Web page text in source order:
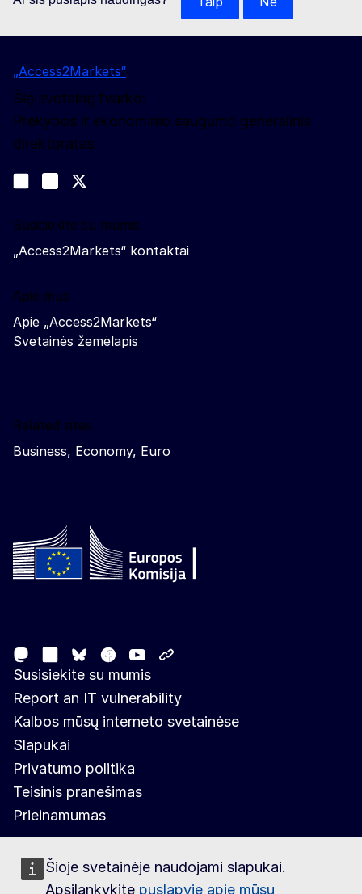
Šioje svetainėje naudojami slapukai.
Apsilankykite puslapyje apie mūsų
„Access2Markets“
Šią svetainę tvarko:
Prekybos ir ekonominio saugumo generalinis
direktoratas
Join us on LinkedIn
Trade-Off podcast
Susisiekite su mumis
„Access2Markets“ kontaktai
Apie mus
Apie „Access2Markets“
Svetainės žemėlapis
Related sites
Business, Economy, Euro
MastodonLinkedIn
Bluesky
Facebook
Youtube
Susisiekite su mumis
Report an IT vulnerability
Kalbos mūsų interneto svetainėse
Slapukai
Privatumo politika
Teisinis pranešimas
Prieinamumas